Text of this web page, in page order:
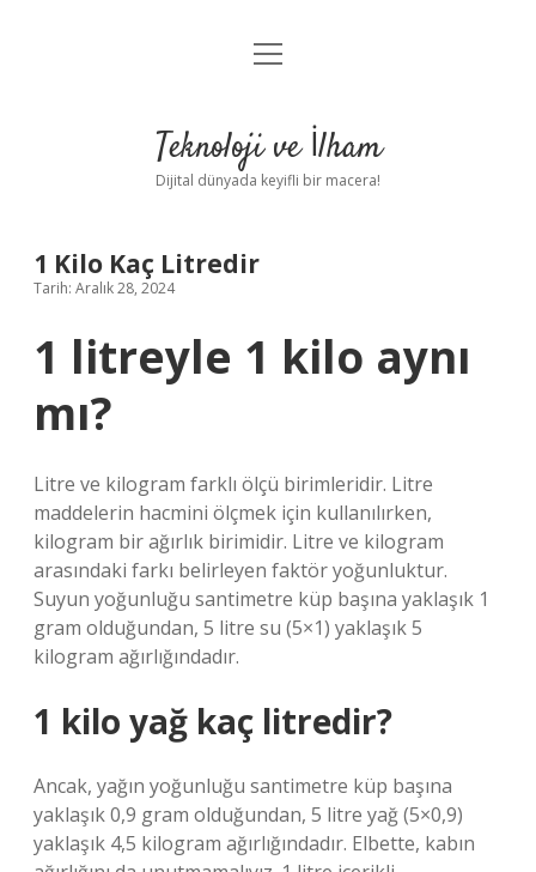
Anasayfa
Yasal Uyarı
menüyü
Teknoloji ve İlham
Dijital dünyada keyifli bir macera!
1 Kilo Kaç Litredir
Tarih: Aralık 28, 2024
1 litreyle 1 kilo aynı
mı?
Litre ve kilogram farklı ölçü birimleridir. Litre
maddelerin hacmini ölçmek için kullanılırken,
kilogram bir ağırlık birimidir. Litre ve kilogram
arasındaki farkı belirleyen faktör yoğunluktur.
Suyun yoğunluğu santimetre küp başına yaklaşık 1
gram olduğundan, 5 litre su (5×1) yaklaşık 5
kilogram ağırlığındadır.
1 kilo yağ kaç litredir?
Ancak, yağın yoğunluğu santimetre küp başına
yaklaşık 0,9 gram olduğundan, 5 litre yağ (5×0,9)
yaklaşık 4,5 kilogram ağırlığındadır. Elbette, kabın